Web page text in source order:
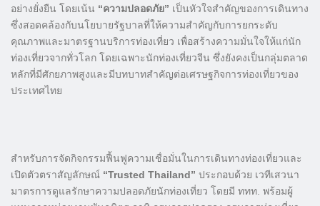
อย่างยั่งยืน โดยเน้น “ความปลอดภัย” เป็นหัวใจสำคัญของการเดินทาง
ซึ่งสอดคล้องกับนโยบายรัฐบาลที่ให้ความสำคัญกับการยกระดับ
คุณภาพและมาตรฐานบริการท่องเที่ยว เพื่อสร้างความมั่นใจให้แก่นัก
ท่องเที่ยวจากทั่วโลก โดยเฉพาะนักท่องเที่ยวจีน ซึ่งยังคงเป็นกลุ่มตลาด
หลักที่มีศักยภาพสูงและมีบทบาทสำคัญต่อเศรษฐกิจการท่องเที่ยวของ
ประเทศไทย
สำหรับการจัดกิจกรรมฟื้นฟูความเชื่อมั่นในการเดินทางท่องเที่ยวและ
เปิดตัวตราสัญลักษณ์ “Trusted Thailand” ประกอบด้วย เวทีเสวนา
มาตรการดูแลรักษาความปลอดภัยนักท่องเที่ยว โดยมี ททท. พร้อมผู้